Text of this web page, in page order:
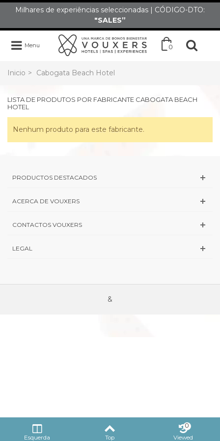
Milhares de experiências seleccionadas | CÓDIGO-DTO:
"SALES”
Menu 0
Inicio > Cabogata Beach Hotel
LISTA DE PRODUTOS POR FABRICANTE CABOGATA BEACH
HOTEL
Nenhum produto para este fabricante.
PRODUCTOS DESTACADOS
ACERCA DE VOUXERS
CONTACTOS VOUXERS
LEGAL
&
Esquerda Top Viewed
0